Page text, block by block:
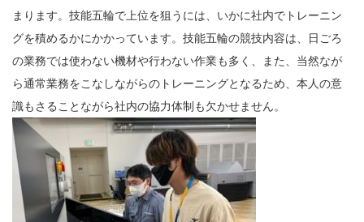
まります。技能五輪で上位を狙うには、いかに社内でトレーニン
グを積めるかにかかっています。技能五輪の競技内容は、日ごろ
の業務では使わない機材や行わない作業も多く、また、当然なが
ら通常業務をこなしながらのトレーニングとなるため、本人の意
識もさることながら社内の協力体制も欠かせません。